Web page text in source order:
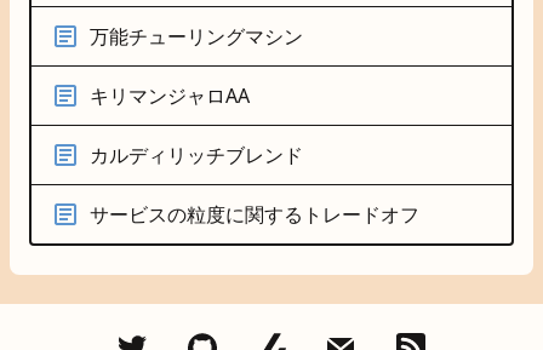
万能チューリングマシン
キリマンジャロAA
カルディリッチブレンド
サービスの粒度に関するトレードオフ